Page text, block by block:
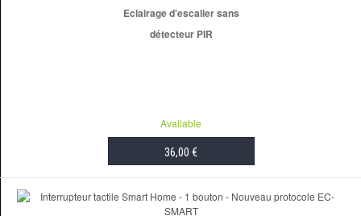
Eclairage d'escalier sans
détecteur PIR
Available
36,00 €